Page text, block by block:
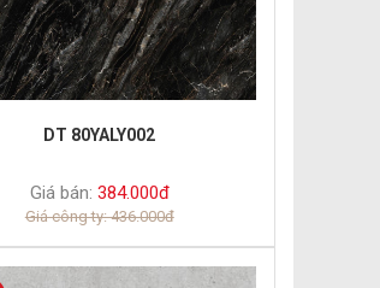
DT 80YALY002
Giá bán: 384.000đ
Giá công ty: 436.000đ